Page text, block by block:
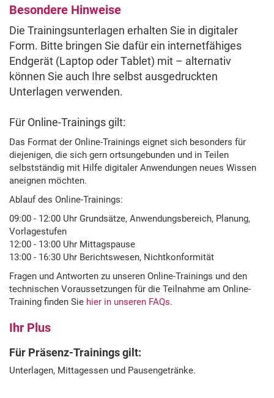
Besondere Hinweise
Die Trainingsunterlagen erhalten Sie in digitaler
Form. Bitte bringen Sie dafür ein internetfähiges
Endgerät (Laptop oder Tablet) mit – alternativ
können Sie auch Ihre selbst ausgedruckten
Unterlagen verwenden.
Für Online-Trainings gilt:
Das Format der Online-Trainings eignet sich besonders für
diejenigen, die sich gern ortsungebunden und in Teilen
selbstständig mit Hilfe digitaler Anwendungen neues Wissen
aneignen möchten.
Ablauf des Online-Trainings:
09:00 - 12:00 Uhr Grundsätze, Anwendungsbereich, Planung,
Vorlagestufen
12:00 - 13:00 Uhr Mittagspause
13:00 - 16:30 Uhr Berichtswesen, Nichtkonformität
Fragen und Antworten zu unseren Online-Trainings und den
technischen Voraussetzungen für die Teilnahme am Online-
Training finden Sie hier in unseren FAQs.
Ihr Plus
Für Präsenz-Trainings gilt:
Unterlagen, Mittagessen und Pausengetränke.